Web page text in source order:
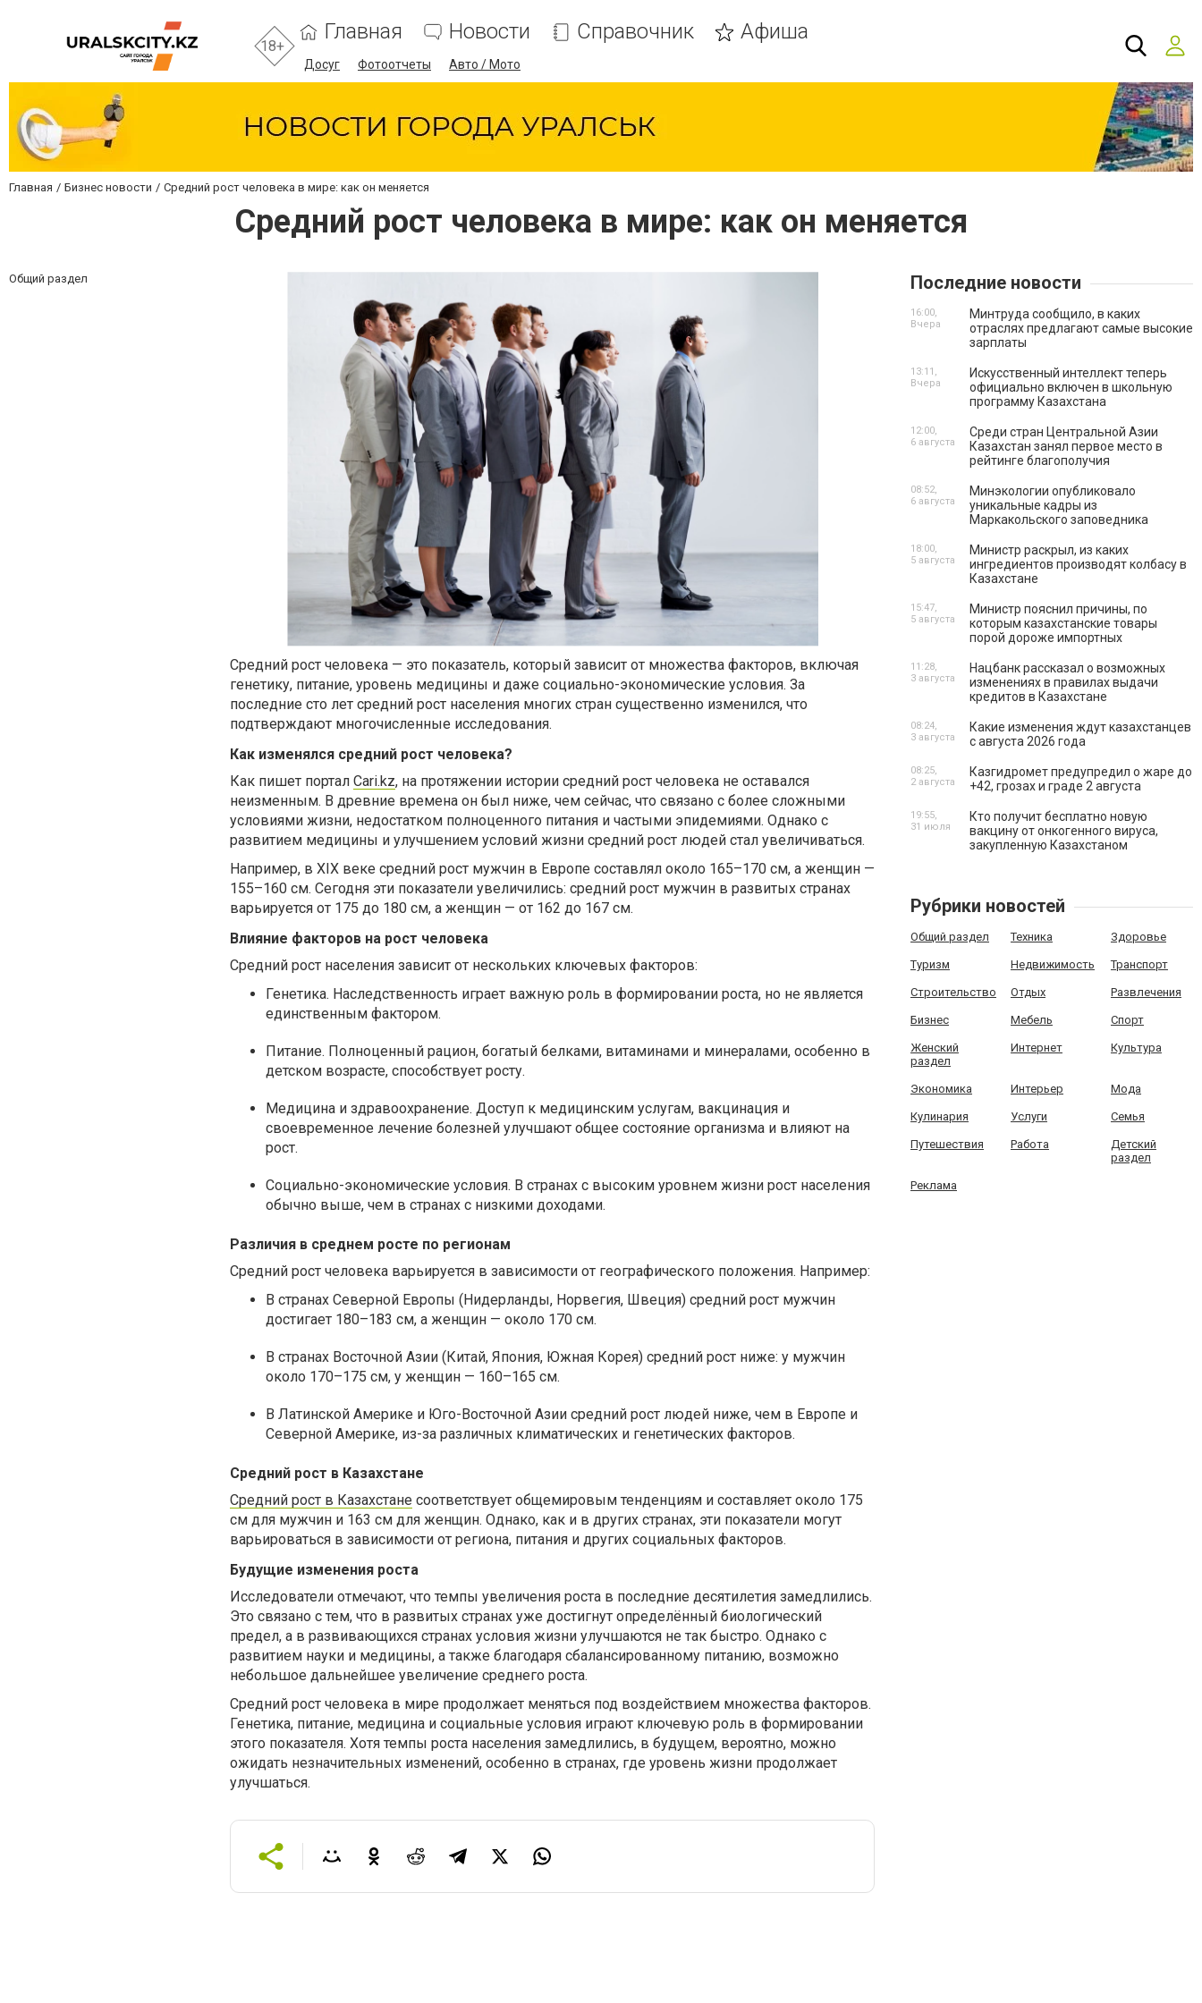
18+
Главная Новости Справочник Афиша
Досуг Фотоотчеты Авто / Мото
Главная Бизнес новости Средний рост человека в мире: как он меняется
Средний рост человека в мире: как он меняется
Общий раздел
Средний рост человека — это показатель, который зависит от множества факторов, включая
генетику, питание, уровень медицины и даже социально-экономические условия. За
последние сто лет средний рост населения многих стран существенно изменился, что
подтверждают многочисленные исследования.
Как изменялся средний рост человека?
Как пишет портал Cari.kz, на протяжении истории средний рост человека не оставался
неизменным. В древние времена он был ниже, чем сейчас, что связано с более сложными
условиями жизни, недостатком полноценного питания и частыми эпидемиями. Однако с
развитием медицины и улучшением условий жизни средний рост людей стал увеличиваться.
Например, в XIX веке средний рост мужчин в Европе составлял около 165–170 см, а женщин —
155–160 см. Сегодня эти показатели увеличились: средний рост мужчин в развитых странах
варьируется от 175 до 180 см, а женщин — от 162 до 167 см.
Влияние факторов на рост человека
Средний рост населения зависит от нескольких ключевых факторов:
Генетика. Наследственность играет важную роль в формировании роста, но не является
единственным фактором.
Питание. Полноценный рацион, богатый белками, витаминами и минералами, особенно в
детском возрасте, способствует росту.
Медицина и здравоохранение. Доступ к медицинским услугам, вакцинация и
своевременное лечение болезней улучшают общее состояние организма и влияют на
рост.
Социально-экономические условия. В странах с высоким уровнем жизни рост населения
обычно выше, чем в странах с низкими доходами.
Различия в среднем росте по регионам
Средний рост человека варьируется в зависимости от географического положения. Например:
В странах Северной Европы (Нидерланды, Норвегия, Швеция) средний рост мужчин
достигает 180–183 см, а женщин — около 170 см.
В странах Восточной Азии (Китай, Япония, Южная Корея) средний рост ниже: у мужчин
около 170–175 см, у женщин — 160–165 см.
В Латинской Америке и Юго-Восточной Азии средний рост людей ниже, чем в Европе и
Северной Америке, из-за различных климатических и генетических факторов.
Средний рост в Казахстане
Средний рост в Казахстане соответствует общемировым тенденциям и составляет около 175
см для мужчин и 163 см для женщин. Однако, как и в других странах, эти показатели могут
варьироваться в зависимости от региона, питания и других социальных факторов.
Будущие изменения роста
Исследователи отмечают, что темпы увеличения роста в последние десятилетия замедлились.
Это связано с тем, что в развитых странах уже достигнут определённый биологический
предел, а в развивающихся странах условия жизни улучшаются не так быстро. Однако с
развитием науки и медицины, а также благодаря сбалансированному питанию, возможно
небольшое дальнейшее увеличение среднего роста.
Средний рост человека в мире продолжает меняться под воздействием множества факторов.
Генетика, питание, медицина и социальные условия играют ключевую роль в формировании
этого показателя. Хотя темпы роста населения замедлились, в будущем, вероятно, можно
ожидать незначительных изменений, особенно в странах, где уровень жизни продолжает
улучшаться.
Последние новости
Минтруда сообщило, в каких
отраслях предлагают самые высокие
зарплаты
16:00,
Вчера
Искусственный интеллект теперь
официально включен в школьную
программу Казахстана
13:11,
Вчера
Среди стран Центральной Азии
Казахстан занял первое место в
рейтинге благополучия
12:00,
6 августа
Минэкологии опубликовало
уникальные кадры из
Маркакольского заповедника
08:52,
6 августа
Министр раскрыл, из каких
ингредиентов производят колбасу в
Казахстане
18:00,
5 августа
Министр пояснил причины, по
которым казахстанские товары
порой дороже импортных
15:47,
5 августа
Нацбанк рассказал о возможных
изменениях в правилах выдачи
кредитов в Казахстане
11:28,
3 августа
Какие изменения ждут казахстанцев
с августа 2026 года
08:24,
3 августа
Казгидромет предупредил о жаре до
+42, грозах и граде 2 августа
08:25,
2 августа
Кто получит бесплатно новую
вакцину от онкогенного вируса,
закупленную Казахстаном
19:55,
31 июля
Рубрики новостей
Общий раздел Техника Здоровье
Туризм Недвижимость Транспорт
Строительство Отдых Развлечения
Бизнес Мебель Спорт
Женский
раздел
Интернет Культура
Экономика Интерьер Мода
Кулинария Услуги Семья
Путешествия Работа
Детский
раздел
Реклама